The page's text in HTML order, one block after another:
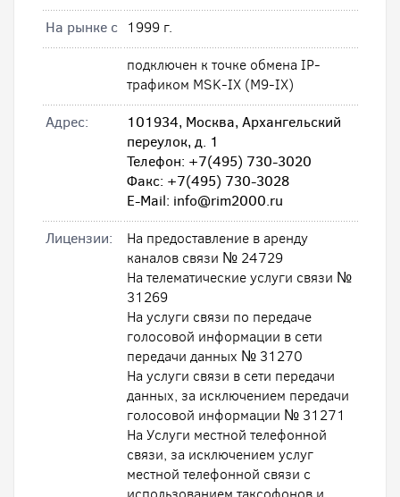
На рынке с 1999 г.
подключен к точке обмена IP-
трафиком MSK-IX (M9-IX)
Адрес:
101934, Москва, Архангельский
переулок, д. 1
Телефон: +7(495) 730-3020
Факс: +7(495) 730-3028
E-Mail: info@rim2000.ru
Лицензии:
На предоставление в аренду
каналов связи № 24729
На телематические услуги связи №
31269
На услуги связи по передаче
голосовой информации в сети
передачи данных № 31270
На услуги связи в сети передачи
данных, за исключением передачи
голосовой информации № 31271
На Услуги местной телефонной
связи, за исключением услуг
местной телефонной связи с